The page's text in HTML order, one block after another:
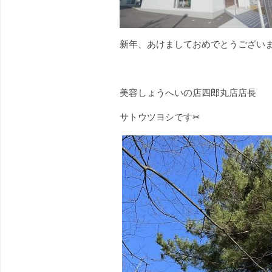
新年、あけましておめでとうござい
美容しょうへいの店四郎丸店店長
サトウツヨシです✂︎